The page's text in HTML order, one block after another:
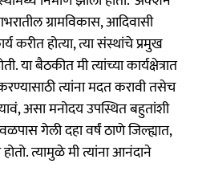
ग्रामविकास, आदिवासी
करीत होत्या, त्या संस्थांचे प्रमुख
या बैठकीत मी त्यांच्या कार्यक्षेत्रात
त्यांना मदत करावी तसेच
असा मनोदय उपस्थित बहुतांशी
गेली दहा वर्षं ठाणे जिल्ह्यात,
त्यामुळे मी त्यांना आनंदाने